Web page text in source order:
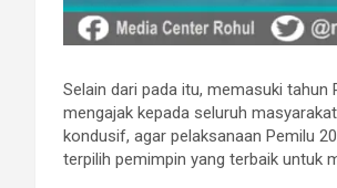
Selain dari pada itu, memasuki
mengajak kepada seluruh
kondusif, agar pelaksanaan Pemilu
terpilih pemimpin yang terbaik untuk